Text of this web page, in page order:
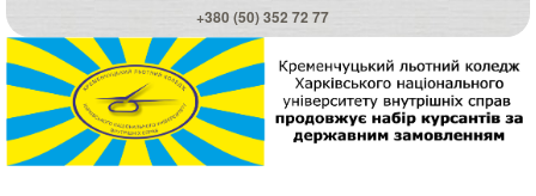
+380 (50) 352 72 77